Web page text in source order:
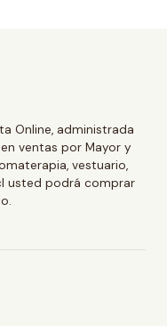
Online, administrada
ventas por Mayor y
vestuario,
usted podrá comprar